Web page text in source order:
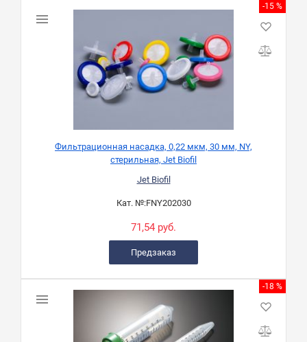
-15 %
Фильтрационная насадка, 0,22 мкм, 30 мм, NY,
стерильная, Jet Biofil
Jet Biofil
Кат. №:FNY202030
71,54 руб.
Предзаказ
-18 %